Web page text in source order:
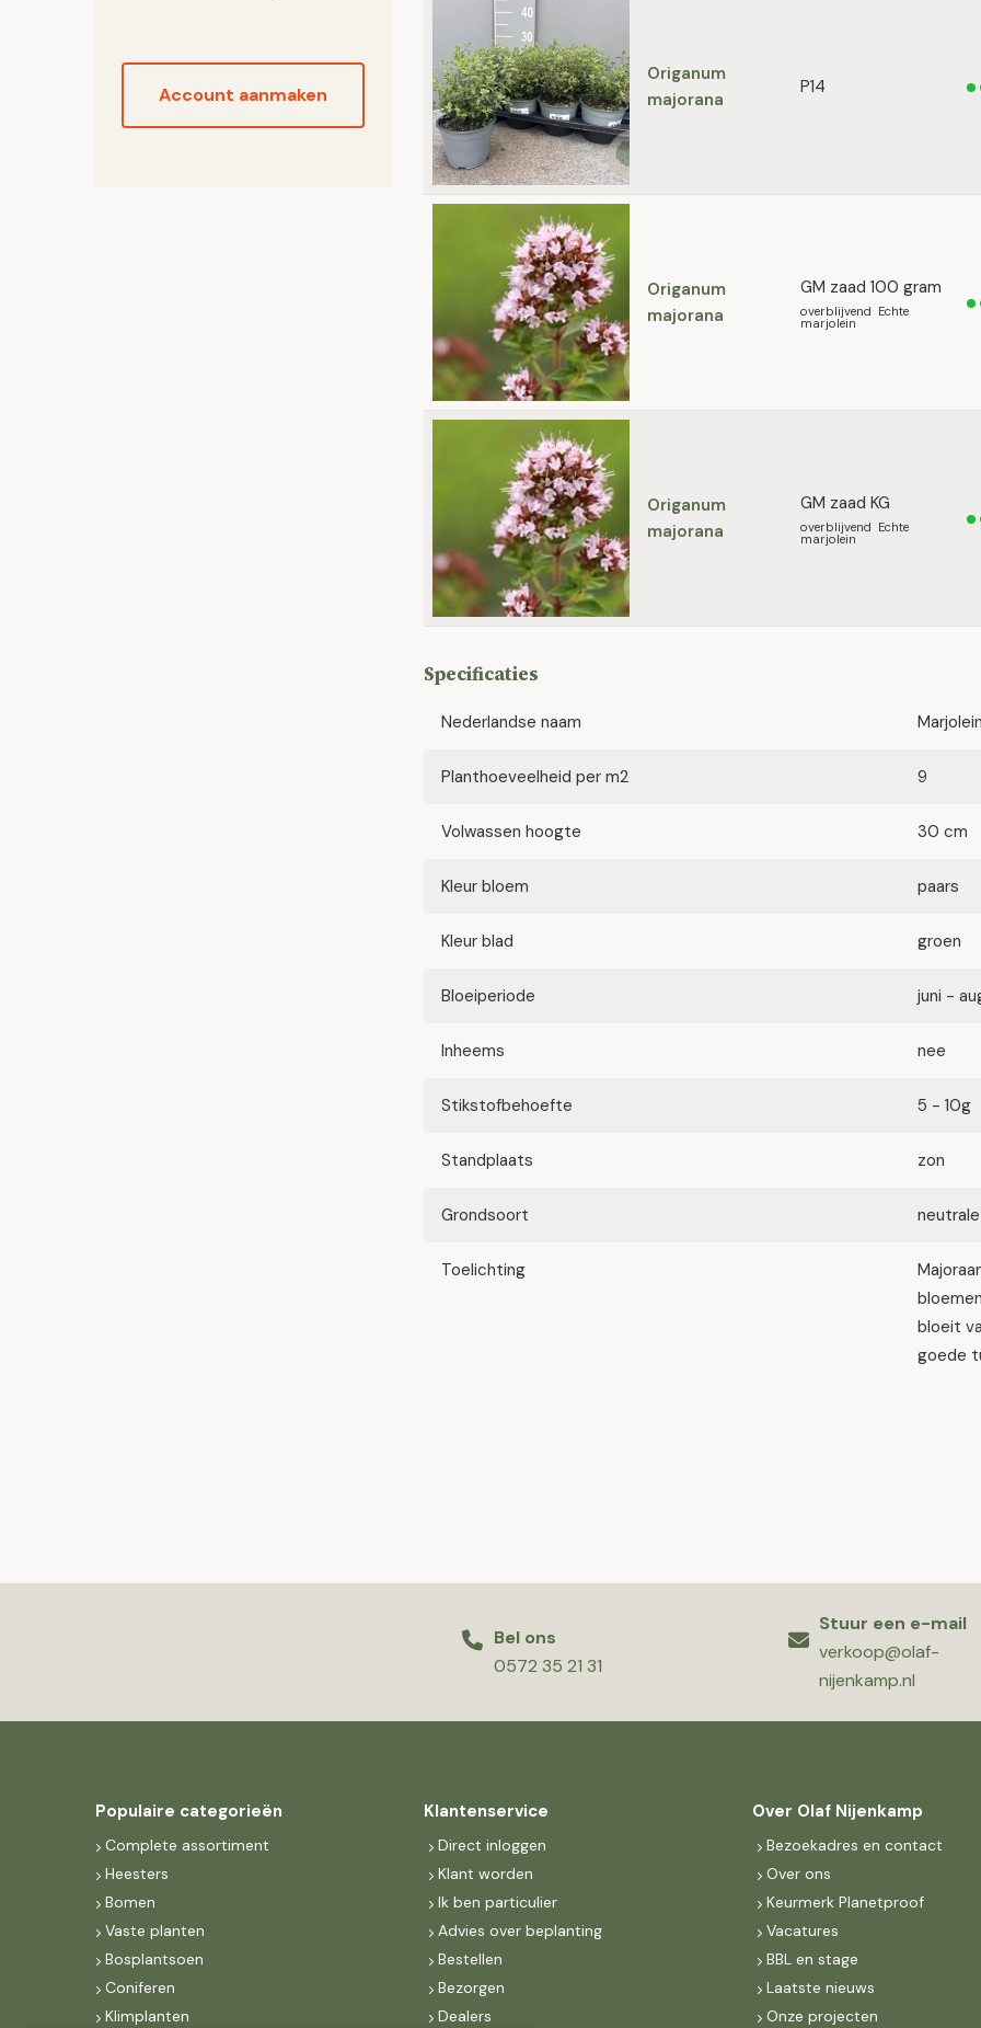
Account aanmaken
Origanum
majorana
P14
Origanum
majorana
GM zaad 100 gram
overblijvend Echte
marjolein
Origanum
majorana
GM zaad KG
overblijvend Echte
marjolein
Specificaties
Nederlandse naam Marjolein
Planthoeveelheid per m2 9
Volwassen hoogte 30 cm
Kleur bloem paars
Kleur blad groen
Bloeiperiode juni -
Inheems nee
Stikstofbehoefte 5 - 10g
Standplaats zon
Grondsoort
Toelichting
bloeit
goede
Bel ons
0572 35 21 31
Stuur een e-mail
verkoop@olaf-
nijenkamp.nl
Populaire categorieën
Complete assortiment
Heesters
Bomen
Vaste planten
Bosplantsoen
Coniferen
Klimplanten
Klantenservice
Direct inloggen
Klant worden
Ik ben particulier
Advies over beplanting
Bestellen
Bezorgen
Dealers
Over Olaf Nijenkamp
Bezoekadres en contact
Over ons
Keurmerk Planetproof
Vacatures
BBL en stage
Laatste nieuws
Onze projecten